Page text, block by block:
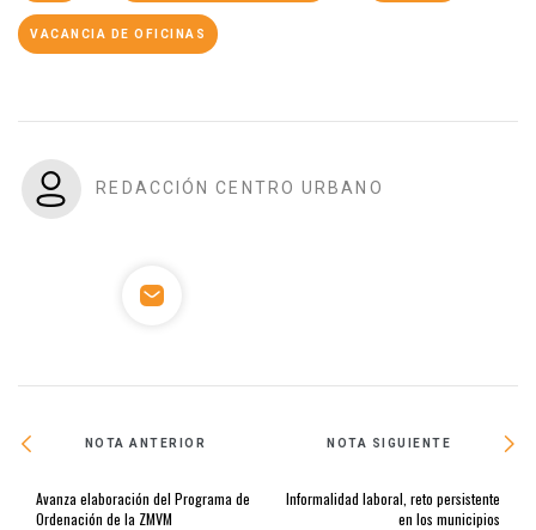
VACANCIA DE OFICINAS
REDACCIÓN CENTRO URBANO
NOTA ANTERIOR
Avanza elaboración del Programa de
Ordenación de la ZMVM
NOTA SIGUIENTE
Informalidad laboral, reto persistente
en los municipios